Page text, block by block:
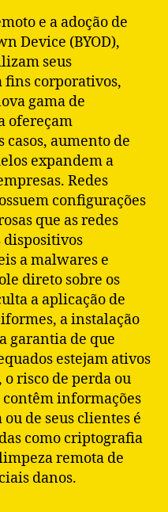
e a adoção de
Device (BYOD),
seus
fins corporativos,
gama de
ofereçam
aumento de
expandem a
Redes
configurações
que as redes
dispositivos
a malwares e
direto sobre os
a aplicação de
a instalação
garantia de que
estejam ativos
risco de perda ou
informações
de seus clientes é
como criptografia
remota de
danos.